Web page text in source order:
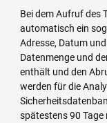
Bei dem Aufruf des
automatisch ein
Adresse, Datum
Datenmenge und
enthält und den
werden für die
spätestens 90